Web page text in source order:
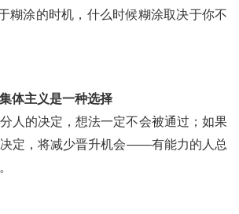
涂的时机，什么时候糊涂取决于你不
体主义是一种选择
人的决定，想法一定不会被通过；如果
定，将减少晋升机会——有能力的人总